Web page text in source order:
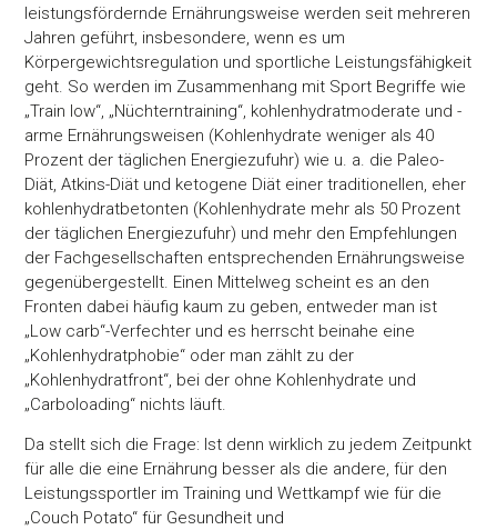
leistungsfördernde Ernährungsweise werden seit mehreren
Jahren geführt, insbesondere, wenn es um
Körpergewichtsregulation und sportliche Leistungsfähigkeit
geht. So werden im Zusammenhang mit Sport Begriffe wie
„Train low“, „Nüchterntraining“, kohlenhydratmoderate und -
arme Ernährungsweisen (Kohlenhydrate weniger als 40
Prozent der täglichen Energiezufuhr) wie u. a. die Paleo-
Diät, Atkins-Diät und ketogene Diät einer traditionellen, eher
kohlenhydratbetonten (Kohlenhydrate mehr als 50 Prozent
der täglichen Energiezufuhr) und mehr den Empfehlungen
der Fachgesellschaften entsprechenden Ernährungsweise
gegenübergestellt. Einen Mittelweg scheint es an den
Fronten dabei häufig kaum zu geben, entweder man ist
„Low carb“-Verfechter und es herrscht beinahe eine
„Kohlenhydratphobie“ oder man zählt zu der
„Kohlenhydratfront“, bei der ohne Kohlenhydrate und
„Carboloading“ nichts läuft.
Da stellt sich die Frage: Ist denn wirklich zu jedem Zeitpunkt
für alle die eine Ernährung besser als die andere, für den
Leistungssportler im Training und Wettkampf wie für die
„Couch Potato“ für Gesundheit und